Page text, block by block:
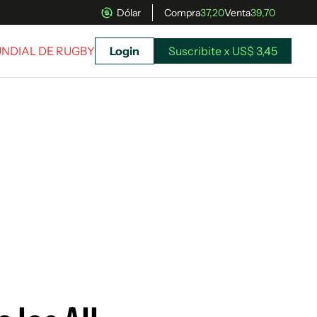
Dólar Compra37,20Venta39,70
Suscribite x US$ 3,45
DE RUGBY Login Suscribite x US$ 3,45